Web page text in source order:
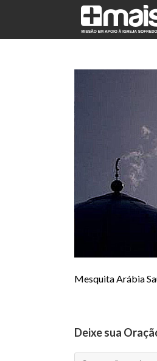
Mesquita Arábia
Deixe sua